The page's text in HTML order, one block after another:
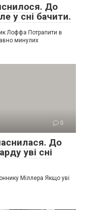
До
у сні бачити.
Лоффа Потрапити в
минулих
0
До
уві сні
Міллера Якщо уві